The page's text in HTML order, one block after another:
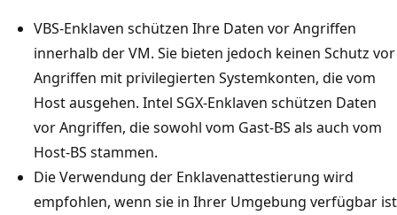
VBS-Enklaven schützen Ihre Daten vor Angriffen
innerhalb der VM. Sie bieten jedoch keinen Schutz vor
Angriffen mit privilegierten Systemkonten, die vom
Host ausgehen. Intel SGX-Enklaven schützen Daten
vor Angriffen, die sowohl vom Gast-BS als auch vom
Host-BS stammen.
Die Verwendung der Enklavenattestierung wird
empfohlen, wenn sie in Ihrer Umgebung verfügbar ist